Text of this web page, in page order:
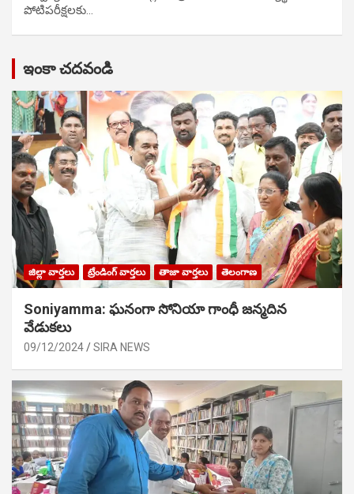
పోటిప‌రీక్ష‌ల‌కు…
ఇంకా చదవండి
జిల్లా వార్తలు ట్రేండింగ్ వార్తలు తాజా వార్తలు తెలంగాణ
Soniyamma: ఘ‌నంగా సోనియా గాంధీ జ‌న్మ‌దిన
వేడుక‌లు
09/12/2024 SIRA NEWS